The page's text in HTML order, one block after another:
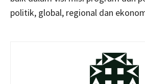
politik, global, regional dan